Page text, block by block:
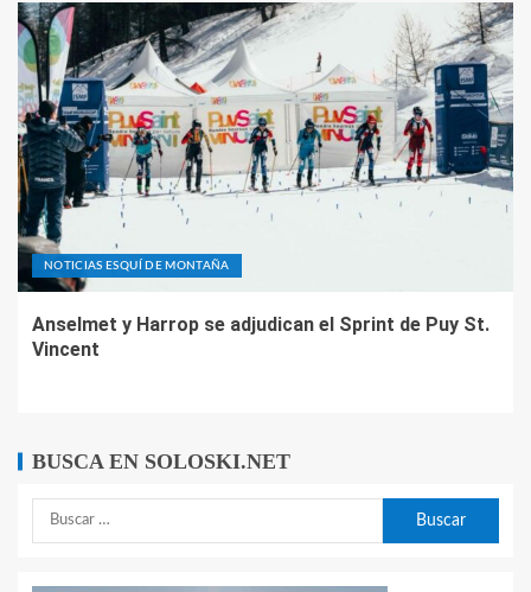
NOTICIAS ESQUÍ DE MONTAÑA
Anselmet y Harrop se adjudican el Sprint de Puy St.
Vincent
BUSCA EN SOLOSKI.NET